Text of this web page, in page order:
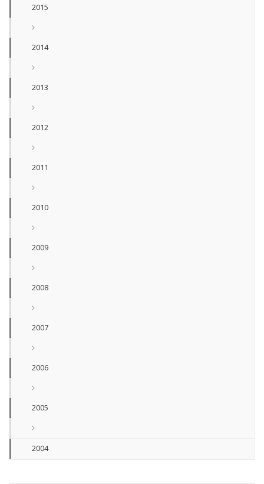
2015
2014
2013
2012
2011
2010
2009
2008
2007
2006
2005
2004